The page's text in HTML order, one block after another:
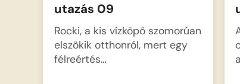
utazás 09
Rocki, a kis vízköpő szomorúan
elszökik otthonról, mert egy
félreértés…